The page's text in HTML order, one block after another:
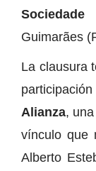
Guimarães
La clausura
Alianza,
vínculo que
Alberto